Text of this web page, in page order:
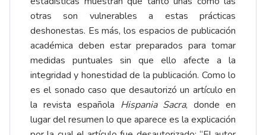
otras son vulnerables a estas prácticas
deshonestas. Es más, los espacios de publicación
académica deben estar preparados para tomar
medidas puntuales sin que ello afecte a la
integridad y honestidad de la publicación. Como lo
es el sonado caso que desautorizó un artículo en
la revista española Hispania Sacra, donde en
lugar del resumen lo que aparece es la explicación